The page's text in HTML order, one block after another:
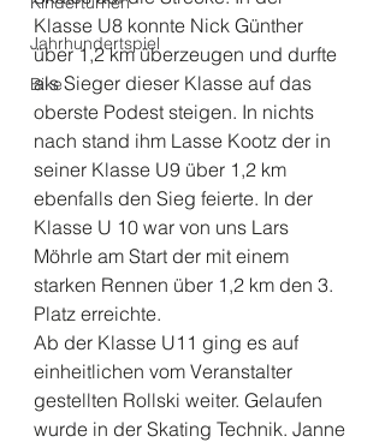
Jahrhundertspiel
Bike
Klasse U8 konnte Nick Günther
über 1,2 km überzeugen und durfte
als Sieger dieser Klasse auf das
oberste Podest steigen. In nichts
nach stand ihm Lasse Kootz der in
seiner Klasse U9 über 1,2 km
ebenfalls den Sieg feierte. In der
Klasse U 10 war von uns Lars
Möhrle am Start der mit einem
starken Rennen über 1,2 km den 3.
Platz erreichte.
Ab der Klasse U11 ging es auf
einheitlichen vom Veranstalter
gestellten Rollski weiter. Gelaufen
wurde in der Skating Technik. Janne